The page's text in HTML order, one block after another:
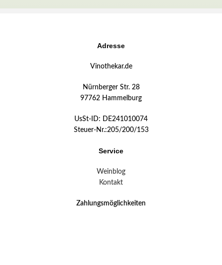
Adresse
Vinothekar.de
Nürnberger Str. 28
97762 Hammelburg
UsSt-ID: DE241010074
Steuer-Nr.:205/200/153
Service
Weinblog
Kontakt
Zahlungsmöglichkeiten